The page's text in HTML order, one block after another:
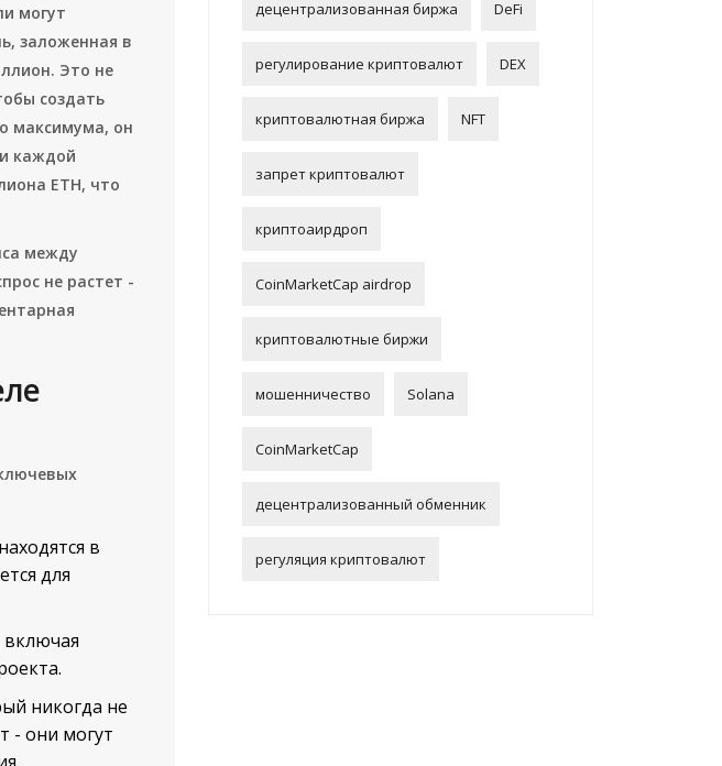
могут
заложенная в
Это не
создать
максимума, он
каждой
ETH, что
между
не растет -
в
для
включая
никогда не
- они могут
децентрализованная биржа DeFi
регулирование криптовалют DEX
криптовалютная биржа NFT
запрет криптовалют
криптоаирдроп
CoinMarketCap airdrop
криптовалютные биржи
мошенничество Solana
CoinMarketCap
децентрализованный обменник
регуляция криптовалют